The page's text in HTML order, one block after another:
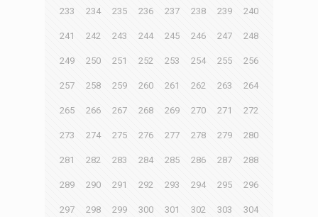
233 234 235 236 237 238 239 240
241 242 243 244 245 246 247 248
249 250 251 252 253 254 255 256
257 258 259 260 261 262 263 264
265 266 267 268 269 270 271 272
273 274 275 276 277 278 279 280
281 282 283 284 285 286 287 288
289 290 291 292 293 294 295 296
297 298 299 300 301 302 303 304